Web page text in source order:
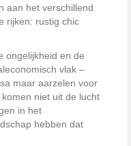
aan het verschillend
rijken: rustig chic
ongelijkheid en de
vlak –
maar aarzelen voor
niet uit de lucht
in het
hebben dat